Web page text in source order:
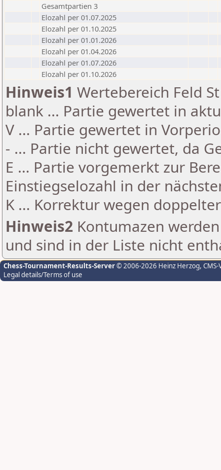
Gesamtpartien 3
Elozahl per 01.07.2025
Elozahl per 01.10.2025
Elozahl per 01.01.2026
Elozahl per 01.04.2026
Elozahl per 01.07.2026
Elozahl per 01.10.2026
Hinweis1 Wertebereich Feld
blank ... Partie gewertet in
V ... Partie gewertet in
- ... Partie nicht gewertet, da
E ... Partie vorgemerkt zur
Einstiegselozahl in der
K ... Korrektur wegen
Hinweis2 Kontumazen
und sind in der Liste nicht
Chess-Tournament-Results-Server© 2006-2026 Heinz Herzog,
Legal details/Terms of use